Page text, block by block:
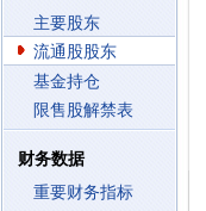
主要股东
流通股股东
基金持仓
限售股解禁表
财务数据
重要财务指标